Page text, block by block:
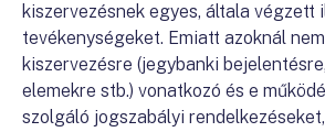
kiszervezésnek egyes, általa végzett
tevékenységeket. Emiatt azoknál
kiszervezésre (jegybanki
elemekre stb.) vonatkozó és e
szolgáló jogszabályi